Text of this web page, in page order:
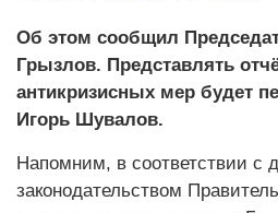
Об этом сообщил
Грызлов. Представлять
антикризисных мер будет
Игорь Шувалов.
Напомним, в соответствии с
законодательством